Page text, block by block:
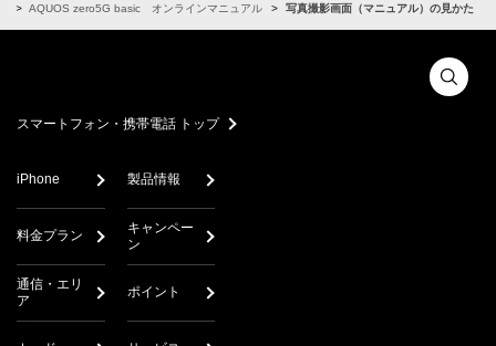
AQUOS zero5G basic オンラインマニュアル 写真撮影画面（マニュアル）の見かた
スマートフォン・携帯電話 トップ
iPhone 製品情報
料金プラン
キャンペー
ン
通信・エリ
ア
ポイント